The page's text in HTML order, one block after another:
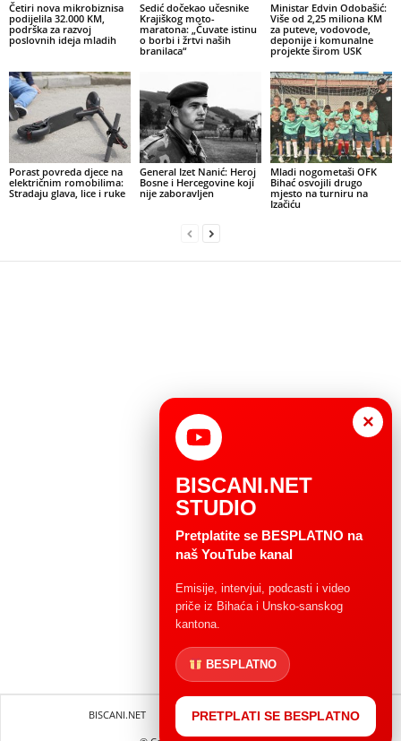
Četiri nova mikrobiznisa
podijelila 32.000 KM,
podrška za razvoj
poslovnih ideja mladih
Sedić dočekao učesnike
Krajiškog moto-
maratona: „Čuvate istinu
o borbi i žrtvi naših
branilaca“
Ministar Edvin Odobašić:
Više od 2,25 miliona KM
za puteve, vodovode,
deponije i komunalne
projekte širom USK
Porast povreda djece na
električnim romobilima:
Stradaju glava, lice i ruke
General Izet Nanić: Heroj
Bosne i Hercegovine koji
nije zaboravljen
Mladi nogometaši OFK
Bihać osvojili drugo
mjesto na turniru na
Izačiću
BISCANI.NET Impressum
Uvjeti korištenja
×
BISCANI.NET
STUDIO
Pretplatite se BESPLATNO na
naš YouTube kanal
Emisije, intervjui, podcasti i video
priče iz Bihaća i Unsko-sanskog
kantona.
BESPLATNO
PRETPLATI SE BESPLATNO